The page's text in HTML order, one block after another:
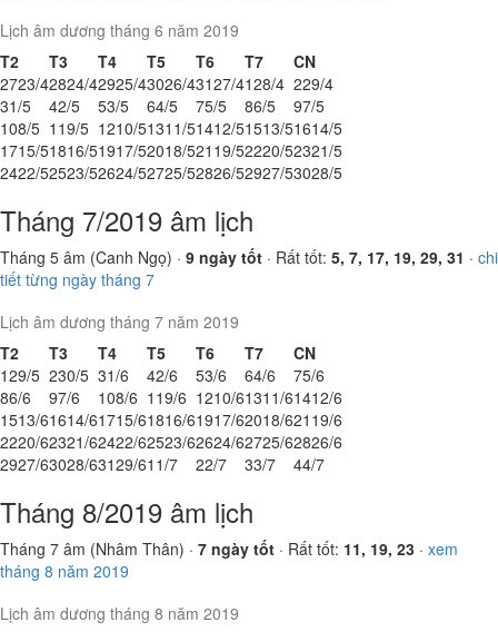
Lịch âm dương tháng 6 năm 2019
T2
T3 T4 T5 T6 T7
CN
2723/42824/42925/43026/43127/4128/4 229/4
31/5 42/5 53/5 64/5 75/5 86/5 97/5
108/5 119/5 1210/51311/51412/51513/51614/5
1715/51816/51917/52018/521 19/52220/52321/5
2422/52523/52624/52725/52826/52927/53028/5
Tháng 7/2019 âm lịch
Tháng 5 âm (Canh Ngọ) · 9 ngày tốt · Rất tốt: 5, 7, 17, 19, 29, 31 · chi
tiết từng ngày tháng 7
Lịch âm dương tháng 7 năm 2019
T2
T3 T4 T5 T6 T7
CN
129/5 230/5 31/6 42/6 53/6 64/6 75/6
86/6 97/6 108/6 119/6 1210/61311/61412/6
1513/61614/61715/61816/61917/62018/621 19/6
2220/62321/62422/62523/62624/62725/62826/6
2927/63028/63129/61 1/7 22/7 33/7 44/7
Tháng 8/2019 âm lịch
Tháng 7 âm (Nhâm Thân) · 7 ngày tốt · Rất tốt: 11, 19, 23 · xem
tháng 8 năm 2019
Lịch âm dương tháng 8 năm 2019